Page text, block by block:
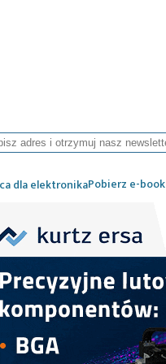
dla elektronikaPobierz e-book